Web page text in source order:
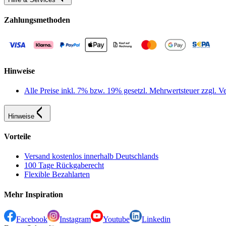
Zahlungsmethoden
Hinweise
Alle Preise inkl. 7% bzw. 19% gesetzl. Mehrwertsteuer zzgl.
Hinweise
Vorteile
Versand kostenlos innerhalb Deutschlands
100 Tage Rückgaberecht
Flexible Bezahlarten
Mehr Inspiration
Facebook Instagram Youtube
Linkedin